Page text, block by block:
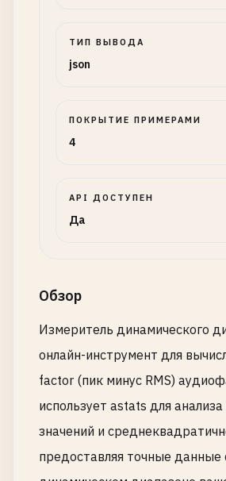
ТИП ВЫВОДА
json
ПОКРЫТИЕ ПРИМЕРАМИ
4
API ДОСТУПЕН
Да
Обзор
Измеритель динамического
онлайн-инструмент для
factor (пик минус RMS)
использует astats для
значений и
предоставляя точные данные